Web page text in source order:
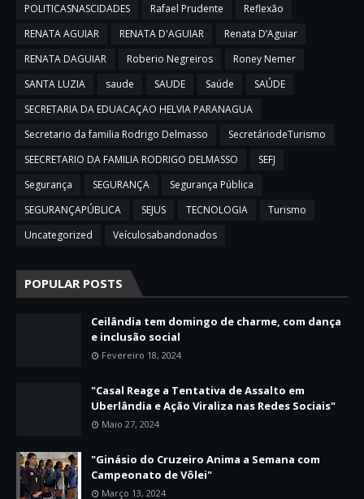
POLITICASNASCIDADES
Rafael Prudente
Reflexão
RENATA AGUIAR
RENATA D'AGUIAR
Renata D’Aguiar
RENATA DAGUIAR
Roberio Negreiros
Roney Nemer
SANTA LUZIA
saude SAUDE Saúde
SAÚDE
SECRETARIA DA EDUACAÇAO HELVIA PARANAGUA
Secretario da familia Rodrigo Delmasso
SecretáriodeTurismo
SEECRETARIO DA FAMILIA RODRIGO DELMASSO
SEFJ
Segurança
SEGURANÇA
Segurança Pública
SEGURANÇAPÚBLICA
SEJUS TECNOLOGIA
Turismo
Uncategorized
Veículosabandonados
POPULAR POSTS
Ceilândia tem domingo de charme, com dança
e inclusão social
Fevereiro 18, 2024
"Casal Reage a Tentativa de Assalto em
Uberlândia e Ação Viraliza nas Redes Sociais"
Maio 27, 2024
"Ginásio do Cruzeiro Anima a Semana com
Campeonato de Vôlei"
Março 13, 2024